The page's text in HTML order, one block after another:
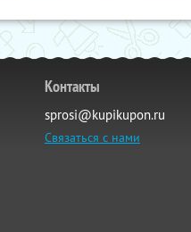
Контакты
sprosi@kupikupon.ru
Связаться с нами